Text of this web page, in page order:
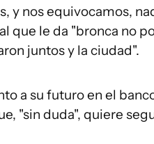
y nos equivocamos,
que le da "bronca no
juntos y la ciudad".
a su futuro en el
"sin duda", quiere